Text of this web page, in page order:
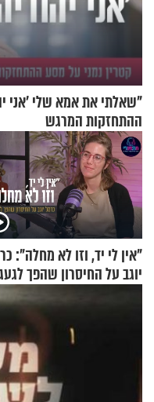
"שאלתי את אמא שלי 'אני
ההתחזקות המרגש
"אין לי יד, וזו לא מחלה":
יוגב על החיסרון שהפך